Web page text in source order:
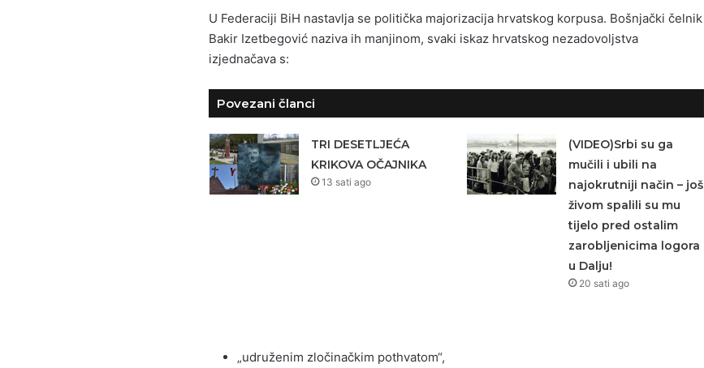
U Federaciji BiH nastavlja se politička majorizacija hrvatskog korpusa. Bošnjački čelnik
Bakir Izetbegović naziva ih manjinom, svaki iskaz hrvatskog nezadovoljstva
izjednačava s:
Povezani članci
TRI DESETLJEĆA
KRIKOVA OČAJNIKA
13 sati ago
(VIDEO)Srbi su ga
mučili i ubili na
najokrutniji način – još
živom spalili su mu
tijelo pred ostalim
zarobljenicima logora
u Dalju!
20 sati ago
„udruženim zločinačkim pothvatom“,